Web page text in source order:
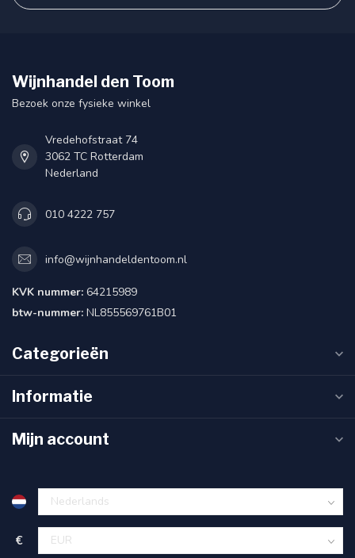
Wijnhandel den Toom
Bezoek onze fysieke winkel
Vredehofstraat 74
3062 TC Rotterdam
Nederland
010 4222 757
info@wijnhandeldentoom.nl
KVK nummer: 64215989
btw-nummer: NL855569761B01
Categorieën
Informatie
Mijn account
€